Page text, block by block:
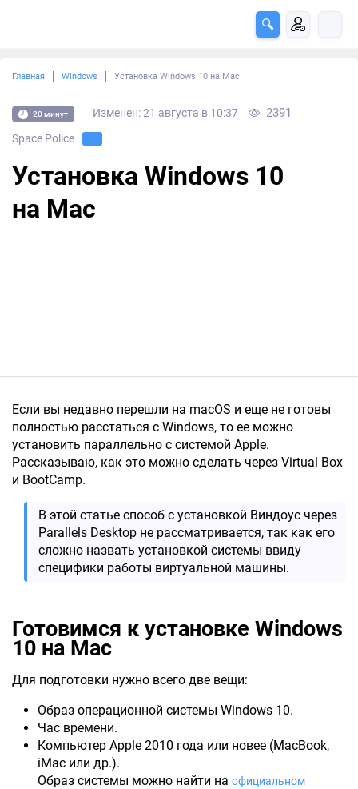
Главная Windows Установка Windows 10 на Mac
20 минут Изменен: 21 августа в 10:37 2391
Space Police
Установка Windows 10
на Mac
Если вы недавно перешли на macOS и еще не готовы
полностью расстаться с Windows, то ее можно
установить параллельно с системой Apple.
Рассказываю, как это можно сделать через Virtual Box
и BootCamp.
В этой статье способ с установкой Виндоус через
Parallels Desktop не рассматривается, так как его
сложно назвать установкой системы ввиду
специфики работы виртуальной машины.
Готовимся к установке Windows
10 на Mac
Для подготовки нужно всего две вещи:
Образ операционной системы Windows 10.
Час времени.
Компьютер Apple 2010 года или новее (MacBook,
iMac или др.).
Образ системы можно найти на официальном